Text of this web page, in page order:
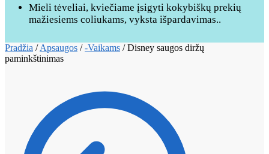
Mieli tėveliai, kviečiame įsigyti kokybiškų prekių
mažiesiems coliukams, vyksta išpardavimas..
Pradžia /Apsaugos /-Vaikams /Disney saugos diržų
paminkštinimas